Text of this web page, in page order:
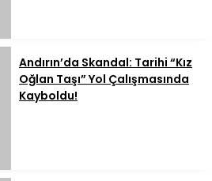
Andırın’da Skandal: Tarihi “Kız
Oğlan Taşı” Yol Çalışmasında
Kayboldu!